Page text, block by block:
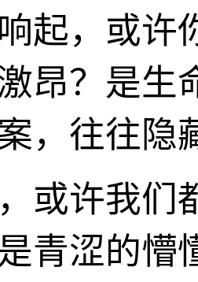
起，或许
昂？是生
，往往隐
或许我们
青涩的懵